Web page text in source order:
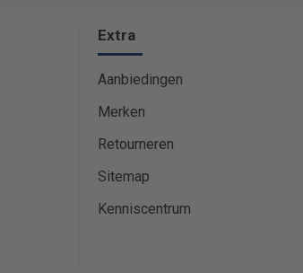
Extra
Aanbiedingen
Merken
Retourneren
Sitemap
Kenniscentrum